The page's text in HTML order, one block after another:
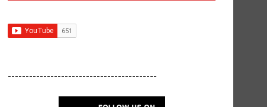
------------------------------------------